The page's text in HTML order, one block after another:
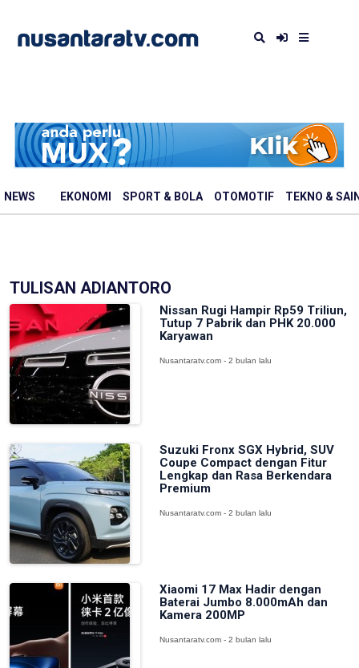
NEWS EKONOMI SPORT & BOLA OTOMOTIF TEKNO &
TULISAN ADIANTORO
Nissan Rugi Hampir Rp59 Triliun,
Tutup 7 Pabrik dan PHK 20.000
Karyawan
Nusantaratv.com - 2 bulan lalu
Suzuki Fronx SGX Hybrid, SUV
Coupe Compact dengan Fitur
Lengkap dan Rasa Berkendara
Premium
Nusantaratv.com - 2 bulan lalu
Xiaomi 17 Max Hadir dengan
Baterai Jumbo 8.000mAh dan
Kamera 200MP
Nusantaratv.com - 2 bulan lalu